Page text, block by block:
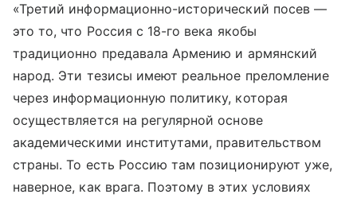
«Третий информационно-исторический посев —
это то, что Россия с 18-го века якобы
традиционно предавала Армению и армянский
народ. Эти тезисы имеют реальное преломление
через информационную политику, которая
осуществляется на регулярной основе
академическими институтами, правительством
страны. То есть Россию там позиционируют уже,
наверное, как врага. Поэтому в этих условиях